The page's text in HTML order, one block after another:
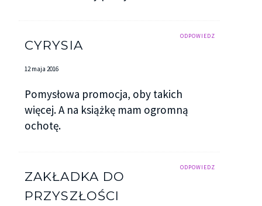
ODPOWIEDZ
CYRYSIA
12 maja 2016
Pomysłowa promocja, oby takich
więcej. A na książkę mam ogromną
ochotę.
ODPOWIEDZ
ZAKŁADKA DO
PRZYSZŁOŚCI